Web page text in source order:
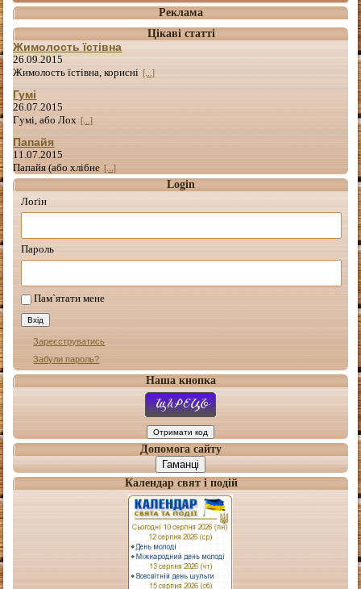
Реклама
Цікаві статті
Жимолость їстівна
26.09.2015
Жимолость їстівна, корисні [...]
Гумі
26.07.2015
Гумі, або Лох [...]
Папайя
11.07.2015
Папайя (або хлібне [...]
Login
Лоґін
Пароль
Пам`ятати мене
Зареєструватись
Забули пароль?
Наша кнопка
Допомога сайту
Гаманці
Календар свят і подій